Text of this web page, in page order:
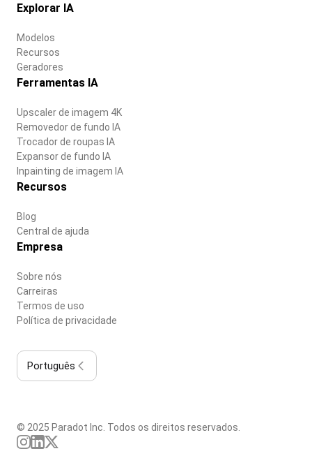
Explorar IA
Modelos
Recursos
Geradores
Ferramentas IA
Upscaler de imagem 4K
Removedor de fundo IA
Trocador de roupas IA
Expansor de fundo IA
Inpainting de imagem IA
Recursos
Blog
Central de ajuda
Empresa
Sobre nós
Carreiras
Termos de uso
Política de privacidade
Português
© 2025 Paradot Inc. Todos os direitos reservados.